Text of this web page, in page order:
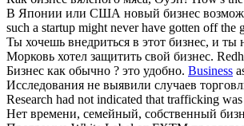
В Японии или США новый бизнес
such a startup might never have gotten off the
Ты хочешь внедриться в этот бизнес, и ты
Морковь хотел защитить свой бизнес.
Бизнес как обычно ? это удобно. Business
Исследования не выявили случаев
Research had not indicated that trafficking
Нет времени, семейный, собственный